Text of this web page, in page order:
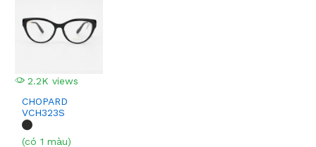
2.2K views
CHOPARD
VCH323S
(có 1 màu)